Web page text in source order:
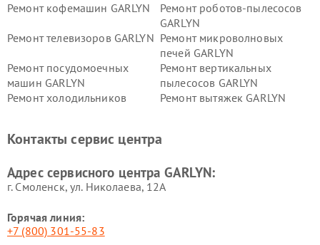
Ремонт кофемашин GARLYN
Ремонт роботов-пылесосов
GARLYN
Ремонт телевизоров GARLYN Ремонт микроволновых
печей GARLYN
Ремонт посудомоечных
машин GARLYN
Ремонт вертикальных
пылесосов GARLYN
Ремонт холодильников
Ремонт вытяжек GARLYN
стеклоочистителей GARLYN
GARLYN
GARLYN
Контакты сервис центра
Адрес сервисного центра GARLYN:
г. Смоленск, ул. Николаева, 12А
Горячая линия:
+7 (800) 301-55-83